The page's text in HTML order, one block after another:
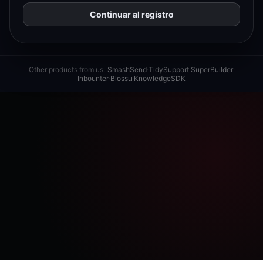
Continuar al registro
Other products from us: SmashSend·TidySupport·SuperBuilder·
Inbounter·Blossu·KnowledgeSDK